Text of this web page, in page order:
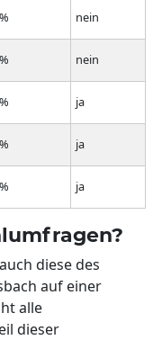
nein
nein
ja
ja
ja
diese des
auf einer
alle
dieser